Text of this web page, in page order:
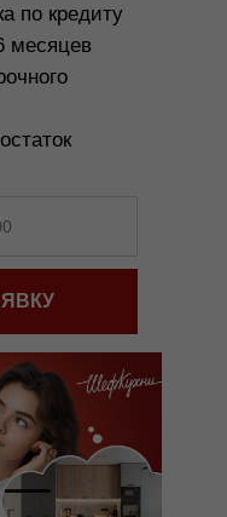
8 мес
по кредиту
месяцев
решений
о трендах в 2025